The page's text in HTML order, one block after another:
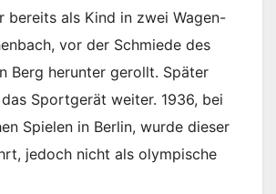
bereits als Kind in zwei Wagen-
vor der Schmiede des
Berg herunter gerollt. Später
Sportgerät weiter. 1936, bei
Spielen in Berlin, wurde dieser
jedoch nicht als olympische